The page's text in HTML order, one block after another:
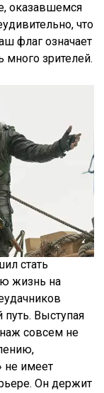
оказавшемся
что
флаг означает
много зрителей.
стать
жизнь на
Выступая
совсем не
не имеет
Он держит